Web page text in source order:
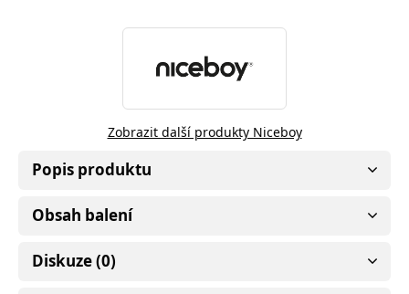
Zobrazit další produkty Niceboy
Popis produktu
Obsah balení
Diskuze (0)